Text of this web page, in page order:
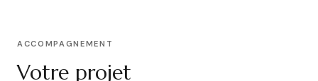
ACCOMPAGNEMENT
Votre projet